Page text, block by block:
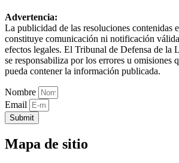
Advertencia:
La publicidad de las resoluciones contenidas
constituye comunicación ni notificación
efectos legales. El Tribunal de Defensa de la
se responsabiliza por los errores u omisiones
pueda contener la información publicada.
Nombre
Email
Submit
Mapa de sitio